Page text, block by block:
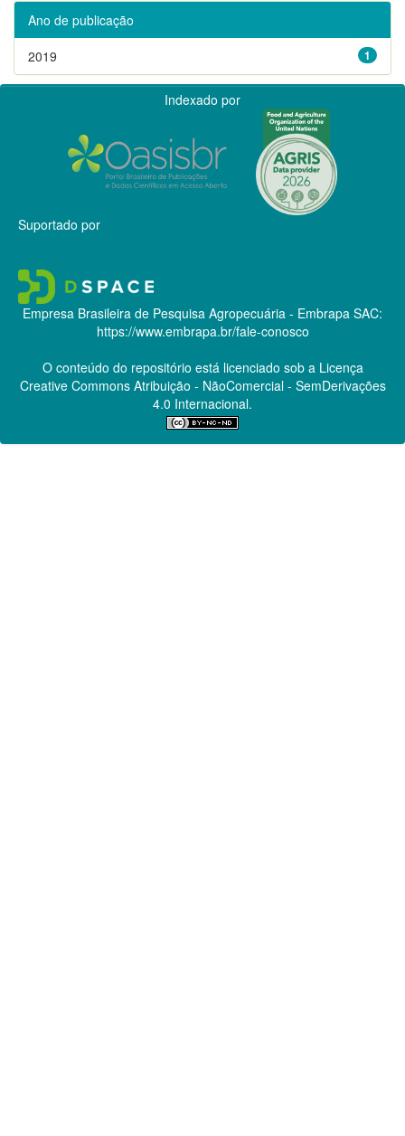
Ano de publicação
1
2019
Indexado por
Suportado por
Empresa Brasileira de Pesquisa Agropecuária - Embrapa SAC:
https://www.embrapa.br/fale-conosco
O conteúdo do repositório está licenciado sob a Licença
Creative CommonsAtribuição - NãoComercial - SemDerivações
4.0 Internacional.